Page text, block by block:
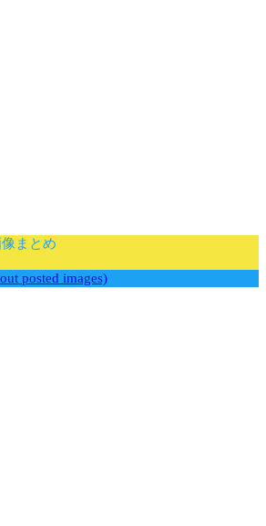
まとめ
posted images)